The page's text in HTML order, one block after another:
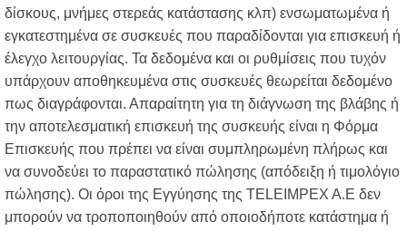
δίσκους, μνήμες στερεάς κατάστασης κλπ) ενσωματωμένα ή
εγκατεστημένα σε συσκευές που παραδίδονται για επισκευή ή
έλεγχο λειτουργίας. Τα δεδομένα και οι ρυθμίσεις που τυχόν
υπάρχουν αποθηκευμένα στις συσκευές θεωρείται δεδομένο
πως διαγράφονται. Απαραίτητη για τη διάγνωση της βλάβης ή
την αποτελεσματική επισκευή της συσκευής είναι η Φόρμα
Επισκευής που πρέπει να είναι συμπληρωμένη πλήρως και
να συνοδεύει το παραστατικό πώλησης (απόδειξη ή τιμολόγιο
πώλησης). Οι όροι της Εγγύησης της TELEIMPEX A.Ε δεν
μπορούν να τροποποιηθούν από οποιοδήποτε κατάστημα ή